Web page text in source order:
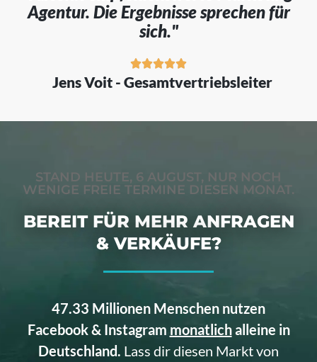
Agentur. Die Ergebnisse sprechen für
sich."

Jens Voit - Gesamtvertriebsleiter
STAND HEUTE, 6 AUGUST, NUR NOCH
WENIGE FREIE TERMINE DIESEN MONAT.
BEREIT FÜR MEHR ANFRAGEN
& VERKÄUFE?
47.33 Millionen Menschen nutzen
Facebook & Instagram monatlichalleine in
Deutschland. Lass dir diesen Markt von